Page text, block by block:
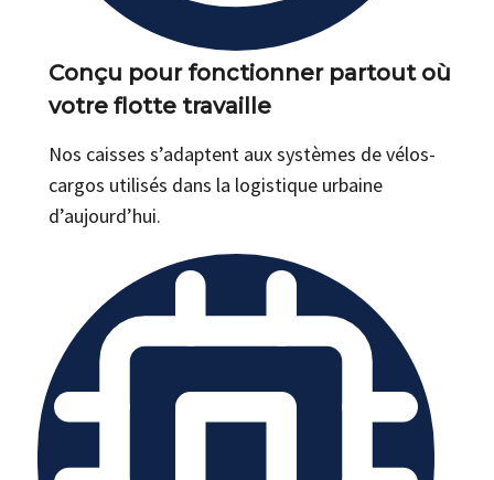
Conçu pour fonctionner partout où
votre flotte travaille
Nos caisses s’adaptent aux systèmes de vélos-
cargos utilisés dans la logistique urbaine
d’aujourd’hui.